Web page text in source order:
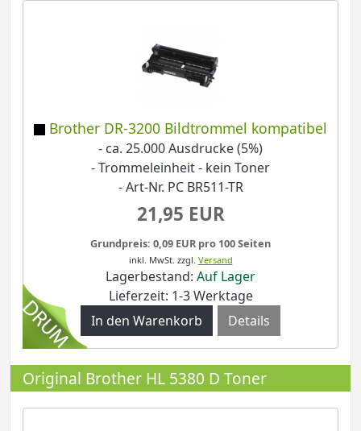
Brother DR-3200 Bildtrommel kompatibel
- ca. 25.000 Ausdrucke (5%)
- Trommeleinheit - kein Toner
- Art-Nr. PC BR511-TR
21,95 EUR
Grundpreis: 0,09 EUR pro 100 Seiten
inkl. MwSt. zzgl. Versand
Lagerbestand: Auf Lager
Lieferzeit: 1-3 Werktage
Details
Original Brother HL 5380 D Toner